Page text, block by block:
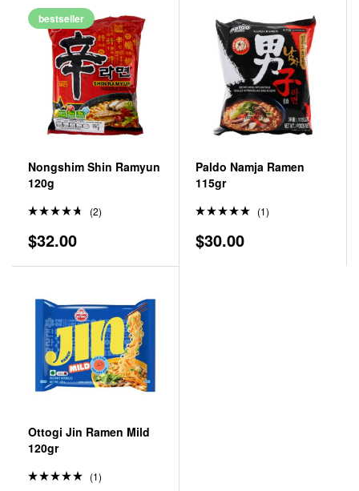
bestseller
Nongshim Shin Ramyun
120g
o en
4.50de
(2)
$32.00
Paldo Namja Ramen
115gr
en5.00
de 5
(1)
$30.00
Ottogi Jin Ramen Mild
120gr
(1)